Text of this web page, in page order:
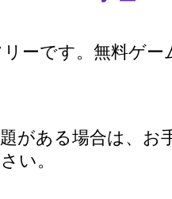
ーです。無料ゲー
がある場合は、お
い。